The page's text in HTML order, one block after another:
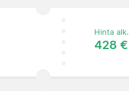
Hinta alk.
428 €